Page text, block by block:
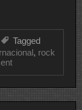
Tagged
, rock
on
THE